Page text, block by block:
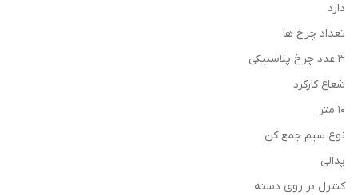
دارد
تعداد چرخ ها
3 عدد چرخ پلاستیکی
شعاع کارکرد
10 متر
نوع سیم جمع کن
پدالی
کنترل بر روی دسته